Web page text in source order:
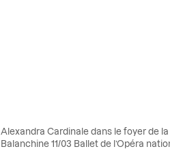
Alexandra Cardinale dans le foyer de
Balanchine 11/03 Ballet de l’Opéra